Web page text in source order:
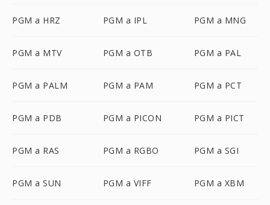
PGM a HRZ PGM a IPL PGM a MNG
PGM a MTV PGM a OTB PGM a PAL
PGM a PALM PGM a PAM PGM a PCT
PGM a PDB PGM a PICON PGM a PICT
PGM a RAS PGM a RGBO PGM a SGI
PGM a SUN PGM a VIFF PGM a XBM